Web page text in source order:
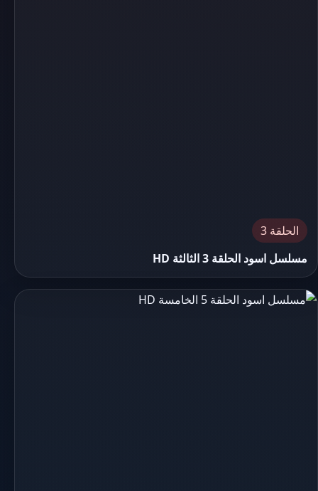
الحلقة 3
مسلسل اسود الحلقة 3 الثالثة HD